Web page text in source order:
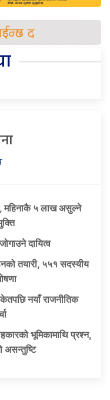
महिनाकै ५ लाख असुल्ने
दायित्व
तयारी, ५५१ सदस्यीय
नयाँ राजनीतिक
भूमिकामाथि प्रश्न,
असन्तुष्टि